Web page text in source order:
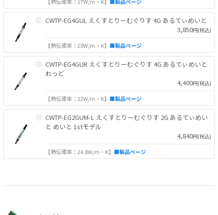
【熱伝導率：17W/m・K】 ■製品ページ
CWTP-EG4GUL えくすとりーむぐりす 4G あるてぃめいと
3,850円(税込)
【熱伝導率：20W/m・K】 ■製品ページ
CWTP-EG4GUR えくすとりーむぐりす 4G あるてぃめいと
れっど
4,400円(税込)
【熱伝導率：22W/m・K】 ■製品ページ
CWTP-EG2GUM-L えくすとりーむぐりす 2G あるてぃめい
と めいと 1stモデル
4,840円(税込)
【熱伝導率：24.8W/m・K】 ■製品ページ